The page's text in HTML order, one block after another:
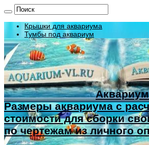
Крышки для аквариума
Тумбы под аквариум
Размеры аквариума с
стоимости для сборки
по чертежам из личного